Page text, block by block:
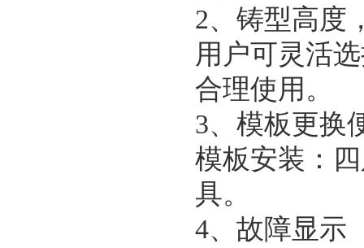
2、铸型高度
用户可灵活
合理使用。
3、模板更换
模板安装：
具。
4、故障显示